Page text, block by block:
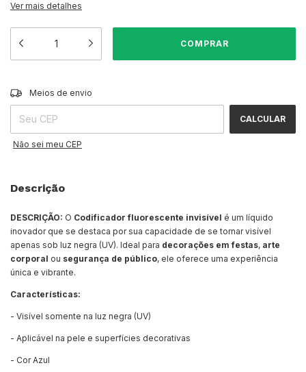
Ver mais detalhes
Entregas para o CEP:
Meios de envio
CALCULAR
Não sei meu CEP
Descrição
DESCRIÇÃO: O Codificador fluorescente invisível é um líquido
inovador que se destaca por sua capacidade de se tornar visível
apenas sob luz negra (UV). Ideal para decorações em festas, arte
corporal ou segurança de público, ele oferece uma experiência
única e vibrante.
Características:
- Visível somente na luz negra (UV)
- Aplicável na pele e superfícies decorativas
- Cor Azul